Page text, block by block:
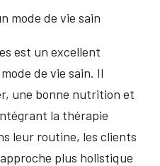
mode de vie sain
est un excellent
de vie sain. Il
une bonne nutrition et
la thérapie
leur routine, les clients
plus holistique